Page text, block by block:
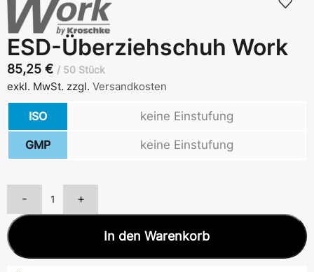
ESD-Überziehschuh Work
85,25 € 50 Stück
exkl. MwSt. zzgl. Versandkosten
ISO keine Einstufung
GMP keine Einstufung
- +
In den Warenkorb